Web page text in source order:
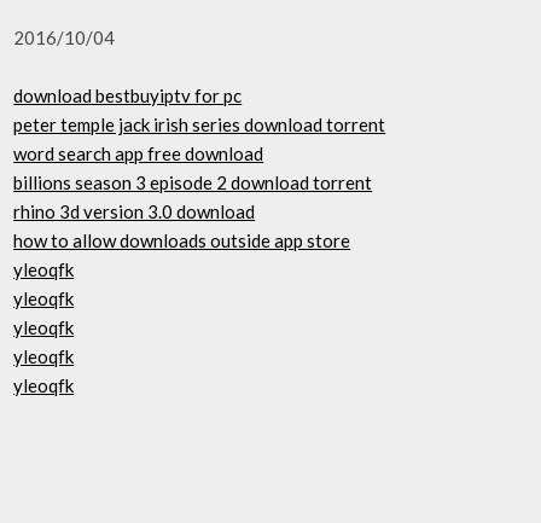
2016/10/04
download bestbuyiptv for pc
peter temple jack irish series download torrent
word search app free download
billions season 3 episode 2 download torrent
rhino 3d version 3.0 download
how to allow downloads outside app store
yleoqfk
yleoqfk
yleoqfk
yleoqfk
yleoqfk